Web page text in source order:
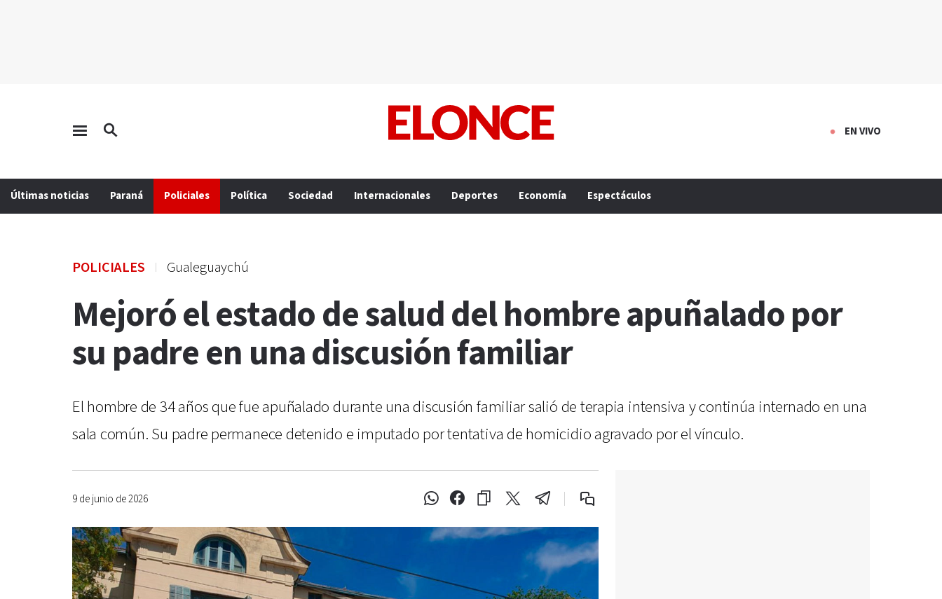
EN VIVO
Últimas noticias Paraná Policiales Política Sociedad Internacionales Deportes Economía Espectáculos
POLICIALES Gualeguaychú
Mejoró el estado de salud del hombre apuñalado por
su padre en una discusión familiar
El hombre de 34 años que fue apuñalado durante una discusión familiar salió de terapia intensiva y continúa internado en una
sala común. Su padre permanece detenido e imputado por tentativa de homicidio agravado por el vínculo.
9 de junio de 2026